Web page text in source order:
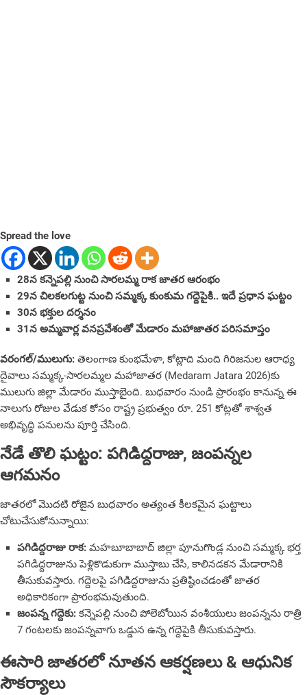
Spread the love
28న కన్నెపల్లి నుంచి సారలమ్మ రాక జాతర ఆరంభం
29న‌ చిలకలగుట్ట నుంచి సమ్మక్క కుంకుమ గద్దెపైకి.. ఇదే ప్రధాన ఘట్టం
30న‌ భక్తుల దర్శనం
31న‌ అమ్మవార్ల వనప్రవేశంతో మేడారం మ‌హాజాతర పరిసమాప్తం
వరంగల్/ములుగు: తెలంగాణ కుంభమేళా, కోట్లాది మంది గిరిజనుల ఆరాధ్య
దైవాలు సమ్మక్క-సారలమ్మల మహాజాతర (Medaram Jatara 2026)కు
ములుగు జిల్లా మేడారం ముస్తాబైంది. బుధవారం నుండి ప్రారంభం కానున్న ఈ
నాలుగు రోజుల వేడుక కోసం రాష్ట్ర ప్రభుత్వం రూ. 251 కోట్లతో శాశ్వత
అభివృద్ధి పనులను పూర్తి చేసింది.
నేడే తొలి ఘట్టం: పగిడిద్దరాజు, జంపన్నల
ఆగమనం
జాతరలో మొదటి రోజైన బుధవారం అత్యంత కీలకమైన ఘట్టాలు
చోటుచేసుకోనున్నాయి:
పగిడిద్దరాజు రాక: మహబూబాబాద్ జిల్లా పూనుగొండ్ల నుంచి సమ్మక్క భర్త
పగిడిద్దరాజును పెళ్లికొడుకుగా ముస్తాబు చేసి, కాలినడకన మేడారానికి
తీసుకువస్తారు. గద్దెలపై పగిడిద్దరాజును ప్రతిష్ఠించడంతో జాతర
అధికారికంగా ప్రారంభమవుతుంది.
జంపన్న గద్దెకు: కన్నెపల్లి నుంచి పోలెబోయిన వంశీయులు జంపన్నను రాత్రి
7 గంటలకు జంపన్నవాగు ఒడ్డున ఉన్న గద్దెపైకి తీసుకువస్తారు.
ఈసారి జాతరలో నూతన ఆకర్షణలు & ఆధునిక
సౌకర్యాలు